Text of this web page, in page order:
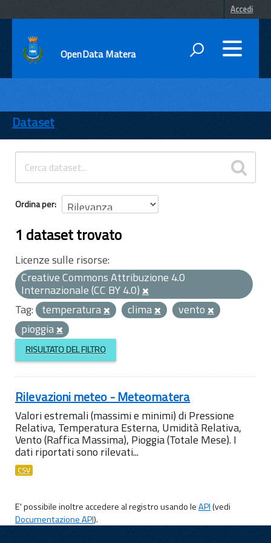
Accedi
OpenData Matera
ENTI
TEMI
INFORMAZIONI
Dataset
Ordina per
1 dataset trovato
Licenze sulle risorse:
Creative Commons Attribuzione 4.0
Internazionale (CC BY 4.0)
Tag: temperatura clima
vento
pioggia
RISULTATO DEL FILTRO
Rilevazioni meteo - Meteomatera
Valori estremali (massimi e minimi) di Pressione
Relativa, Temperatura Esterna, Umidità Relativa,
Vento (Raffica Massima), Pioggia (Totale Mese). I
dati riportati sono rilevati...
CSV
E' possibile inoltre accedere al registro usando leAPI(vedi
Documentazione API).